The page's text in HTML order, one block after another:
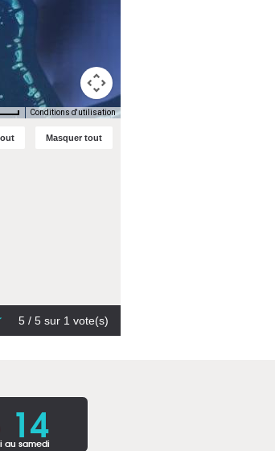
Conditions d'utilisation
Masquer tout
5 / 5 sur 1 vote(s)
au samedi